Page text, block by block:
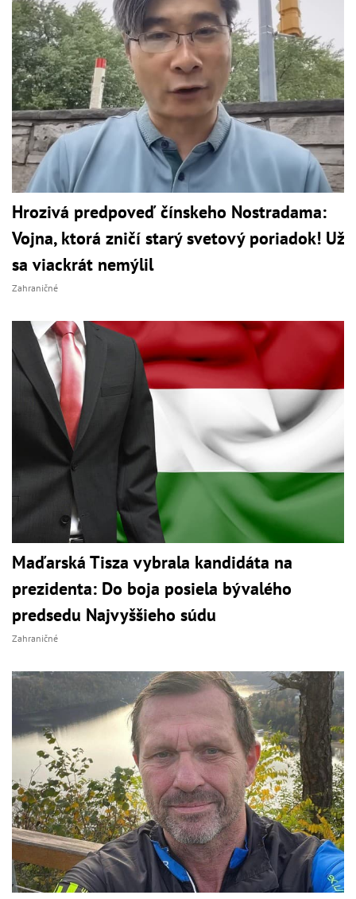
Hrozivá predpoveď čínskeho Nostradama:
Vojna, ktorá zničí starý svetový poriadok! Už
sa viackrát nemýlil
Zahraničné
Maďarská Tisza vybrala kandidáta na
prezidenta: Do boja posiela bývalého
predsedu Najvyššieho súdu
Zahraničné